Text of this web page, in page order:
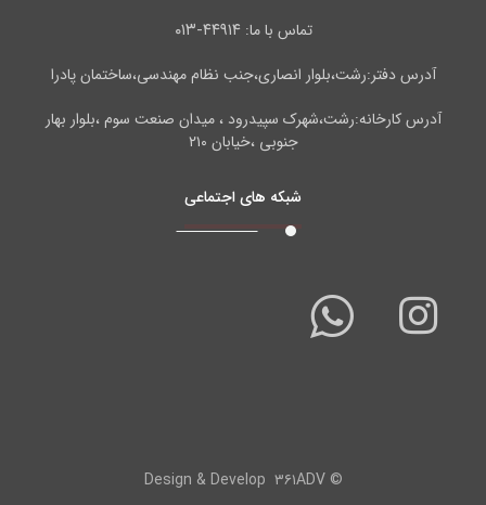
تماس با ما: ۴۴۹۱۴-۰۱۳
آدرس دفتر:رشت،بلوار انصاری،جنب نظام مهندسی،ساختمان پادرا
آدرس کارخانه:رشت،شهرک سپیدرود ، میدان صنعت سوم ،بلوار بهار
جنوبی ،خیابان ۲۱۰
شبکه های اجتماعی
© Design & Develop۳۶۱ADV